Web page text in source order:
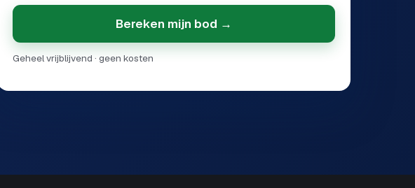
Bereken mijn bod →
Geheel vrijblijvend · geen kosten